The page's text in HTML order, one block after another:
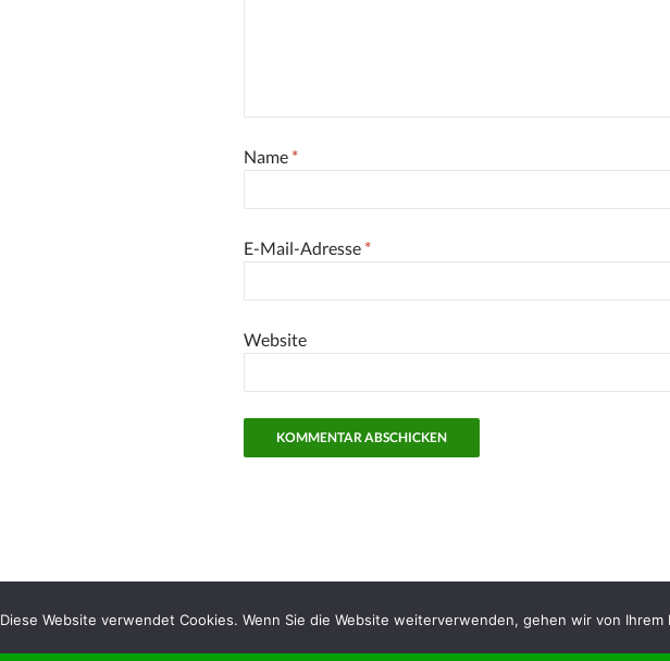
Name *
E-Mail-Adresse *
Website
Diese Website verwendet Cookies. Wenn Sie die Website weiterverwenden, gehen wir von Ihrem